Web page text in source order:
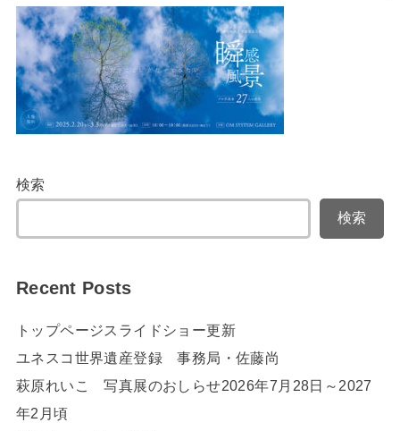
検索
検索
Recent Posts
トップページスライドショー更新
ユネスコ世界遺産登録 事務局・佐藤尚
萩原れいこ 写真展のおしらせ2026年7月28日～2027
年2月頃